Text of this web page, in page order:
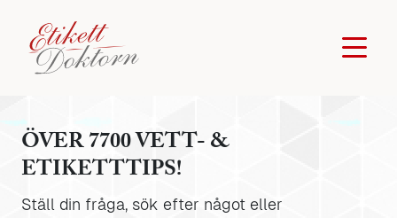
ÖVER 7700 VETT- &
ETIKETTTIPS!
Ställ din fråga, sök efter något eller